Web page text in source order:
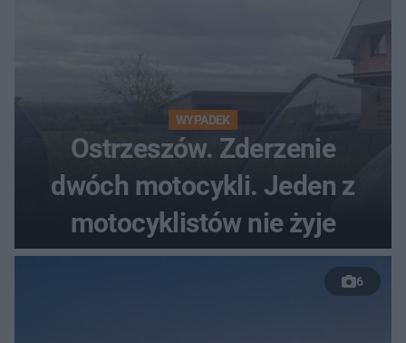
WYPADEK
Ostrzeszów. Zderzenie
dwóch motocykli. Jeden z
motocyklistów nie żyje
6